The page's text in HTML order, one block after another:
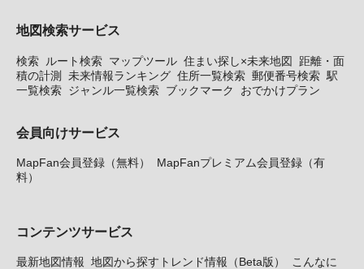
地図検索サービス
検索 ルート検索 マップツール 住まい探し×未来地図
距離・面
積の計測 未来情報ランキング 住所一覧検索 郵便番号検索 駅
一覧検索 ジャンル一覧検索 ブックマーク おでかけプラン
会員向けサービス
MapFan会員登録（無料）
MapFanプレミアム会員登録（有
料）
コンテンツサービス
最新地図情報 地図から探すトレンド情報（Beta版）
こんなに